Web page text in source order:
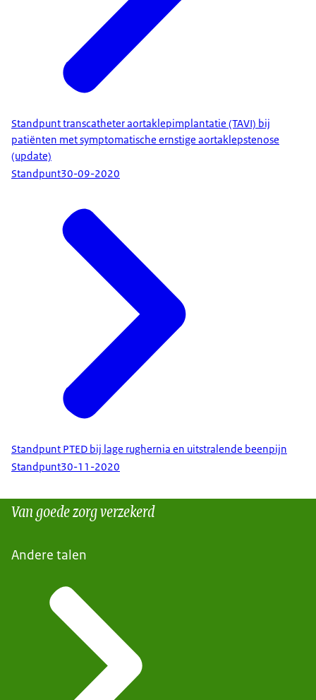
Standpunt transcatheter aortaklepimplantatie (TAVI) bij
patiënten met symptomatische ernstige aortaklepstenose
(update)
Standpunt30-09-2020
Standpunt PTED bij lage rughernia en uitstralende beenpijn
Standpunt30-11-2020
Van goede zorg verzekerd
Andere talen